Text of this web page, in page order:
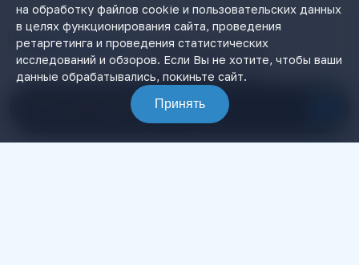
+7 (495) 506-74-81
info@ibtconsult.ru
на обработку файлов cookie и пользовательских данных
в целях функционирования сайта, проведения
ретаргетинга и проведения статистических
исследований и обзоров. Если Вы не хотите, чтобы ваши
данные обрабатывались, покиньте сайт.
Принять
Связаться с менеджером